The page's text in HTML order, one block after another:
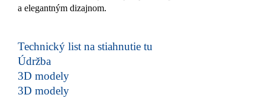
a elegantným dizajnom.
Technický list na stiahnutie tu
Údržba
3D modely
3D modely